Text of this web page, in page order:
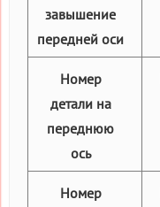
завышение
передней оси
Номер
детали на
переднюю
ось
Номер